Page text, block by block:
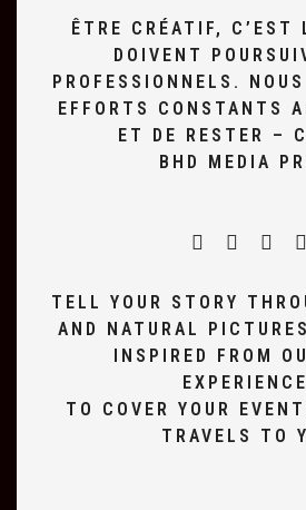
ÊTRE CRÉATIF, C’EST
DOIVENT
PROFESSIONNELS.
EFFORTS CONSTANTS
ET DE RESTER –
BHD MEDIA
TELL YOUR STORY
AND NATURAL
INSPIRED FROM
TO COVER YOUR
TRAVELS TO